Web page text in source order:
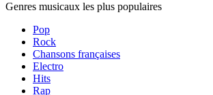
Genres musicaux les plus populaires
Pop
Rock
Chansons françaises
Electro
Hits
Rap